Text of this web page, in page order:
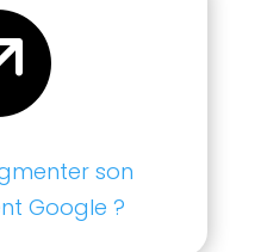
son
Google ?